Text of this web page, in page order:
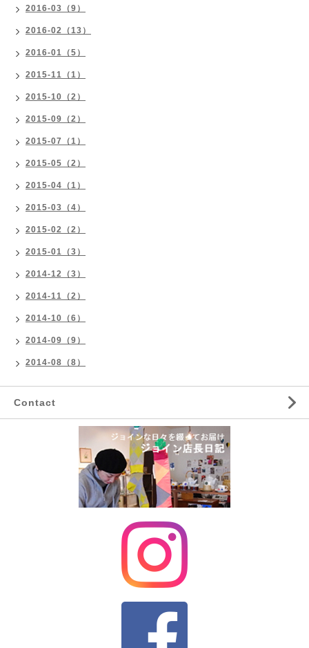
2016-03（9）
2016-02（13）
2016-01（5）
2015-11（1）
2015-10（2）
2015-09（2）
2015-07（1）
2015-05（2）
2015-04（1）
2015-03（4）
2015-02（2）
2015-01（3）
2014-12（3）
2014-11（2）
2014-10（6）
2014-09（9）
2014-08（8）
Contact